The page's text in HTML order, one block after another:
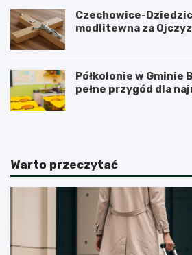
Czechowice-
modlitewna za
Półkolonie w Gminie
pełne przygód dla
Warto przeczytać